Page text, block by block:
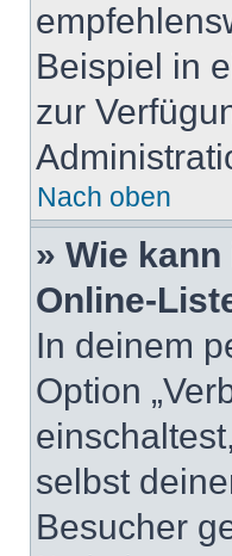
Beispiel in
zur
Nach oben
» Wie
Online-
In deinem
Option
selbst
Besucher